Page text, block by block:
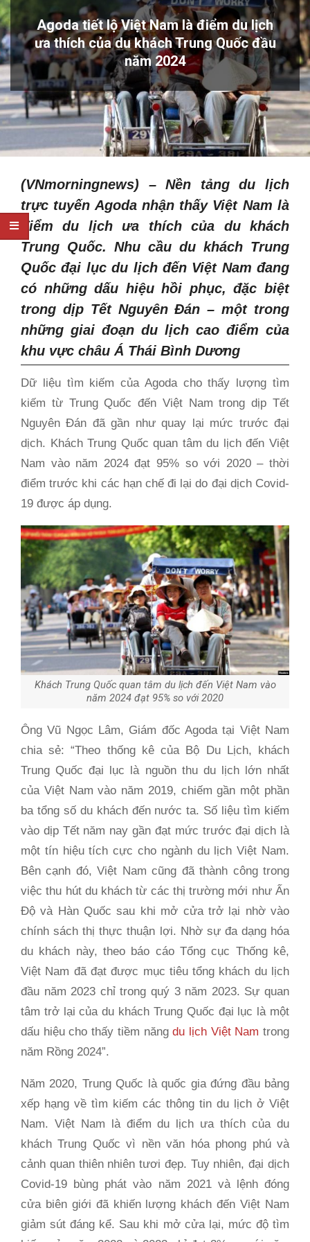
Agoda tiết lộ Việt Nam là điểm du lịch
ưa thích của du khách Trung Quốc đầu
năm 2024
(VNmorningnews) – Nền tảng du lịch
trực tuyến Agoda nhận thấy Việt Nam là
điểm du lịch ưa thích của du khách
Trung Quốc. Nhu cầu du khách Trung
Quốc đại lục du lịch đến Việt Nam đang
có những dấu hiệu hồi phục, đặc biệt
trong dịp Tết Nguyên Đán – một trong
những giai đoạn du lịch cao điểm của
khu vực châu Á Thái Bình Dương
Dữ liệu tìm kiếm của Agoda cho thấy lượng tìm
kiếm từ Trung Quốc đến Việt Nam trong dịp Tết
Nguyên Đán đã gần như quay lại mức trước đại
dịch. Khách Trung Quốc quan tâm du lịch đến Việt
Nam vào năm 2024 đạt 95% so với 2020 – thời
điểm trước khi các hạn chế đi lại do đại dịch Covid-
19 được áp dụng.
Khách Trung Quốc quan tâm du lịch đến Việt Nam vào
năm 2024 đạt 95% so với 2020
Ông Vũ Ngọc Lâm, Giám đốc Agoda tại Việt Nam
chia sẻ: “Theo thống kê của Bộ Du Lịch, khách
Trung Quốc đại lục là nguồn thu du lịch lớn nhất
của Việt Nam vào năm 2019, chiếm gần một phần
ba tổng số du khách đến nước ta. Số liệu tìm kiếm
vào dịp Tết năm nay gần đạt mức trước đại dịch là
một tín hiệu tích cực cho ngành du lịch Việt Nam.
Bên cạnh đó, Việt Nam cũng đã thành công trong
việc thu hút du khách từ các thị trường mới như Ấn
Độ và Hàn Quốc sau khi mở cửa trở lại nhờ vào
chính sách thị thực thuận lợi. Nhờ sự đa dạng hóa
du khách này, theo báo cáo Tổng cục Thống kê,
Việt Nam đã đạt được mục tiêu tổng khách du lịch
đầu năm 2023 chỉ trong quý 3 năm 2023. Sự quan
tâm trở lại của du khách Trung Quốc đại lục là một
dấu hiệu cho thấy tiềm năngdu lịch Việt Nam trong
năm Rồng 2024”.
Năm 2020, Trung Quốc là quốc gia đứng đầu bảng
xếp hạng về tìm kiếm các thông tin du lịch ở Việt
Nam. Việt Nam là điểm du lịch ưa thích của du
khách Trung Quốc vì nền văn hóa phong phú và
cảnh quan thiên nhiên tươi đẹp. Tuy nhiên, đại dịch
Covid-19 bùng phát vào năm 2021 và lệnh đóng
cửa biên giới đã khiến lượng khách đến Việt Nam
giảm sút đáng kể. Sau khi mở cửa lại, mức độ tìm